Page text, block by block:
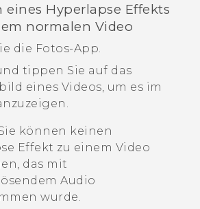
eines Hyperlapse Effekts
normalen Video
die Fotos-App.
tippen Sie auf das
eines Videos, um es im
können keinen
Effekt zu einem Video
das mit
Audio
wurde.